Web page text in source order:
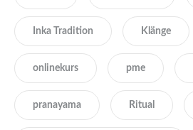
Inka Tradition Klänge
onlinekurs pme
pranayama Ritual